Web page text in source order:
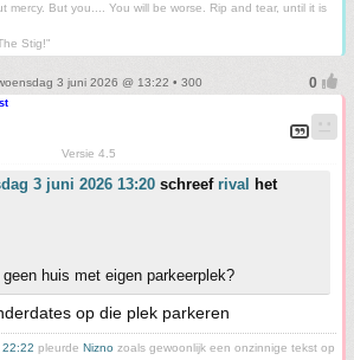
mercy. But you.... You will be worse. Rip and tear, until it is
Stig!"
3 juni 2026 @ 13:22 • 300
Versie 4.5
3 juni 2026 13:20 schreef rival het
huis met eigen parkeerplek?
op die plek parkeren
pleurde Nizno zoals gewoonlijk een onzinnige tekst op